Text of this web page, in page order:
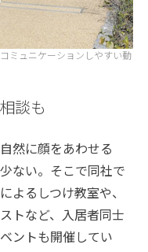
ミュニケーションしやすい動
談も
然に顔をあわせる
ない。そこで同社で
よるしつけ教室や、
トなど、入居者同士
ントも開催してい